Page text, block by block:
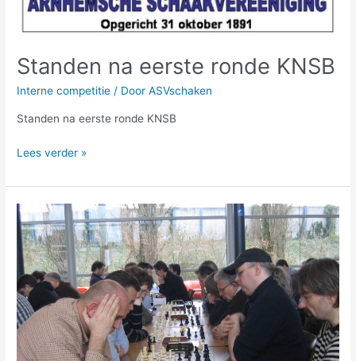
Standen na eerste ronde KNSB
Interne competitie / DoorASVschaken
Standen na eerste ronde KNSB
Lees verder »
ASV-
teams
trappen
af